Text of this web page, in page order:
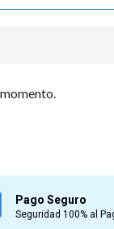
Pago Seguro
Seguridad 100% al